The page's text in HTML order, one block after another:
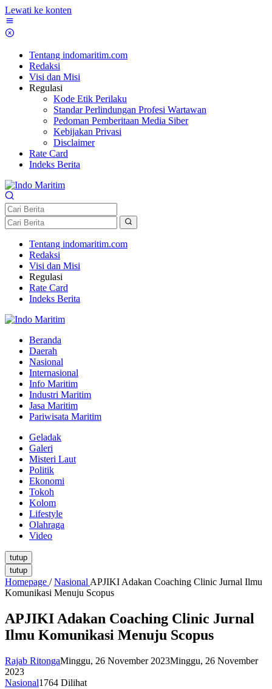
Lewati ke konten
Tentang indomaritim.com
Redaksi
Visi dan Misi
Regulasi
Kode Etik Perilaku
Standar Perlindungan Profesi Wartawan
Pedoman Pemberitaan Media Siber
Kebijakan Privasi
Disclaimer
Rate Card
Indeks Berita
Tentang indomaritim.com
Redaksi
Visi dan Misi
Regulasi
Rate Card
Indeks Berita
Beranda
Daerah
Nasional
Internasional
Info Maritim
Industri Maritim
Jasa Maritim
Pariwisata Maritim
Geladak
Galeri
Misteri Laut
Politik
Ekonomi
Tokoh
Kolom
Lifestyle
Olahraga
Video
tutup
tutup
Homepage / Nasional APJIKI Adakan Coaching Clinic Jurnal Ilmu
Komunikasi Menuju Scopus
APJIKI Adakan Coaching Clinic Jurnal
Ilmu Komunikasi Menuju Scopus
Rajab RitongaMinggu, 26 November 2023Minggu, 26 November
2023
Nasional1764 Dilihat